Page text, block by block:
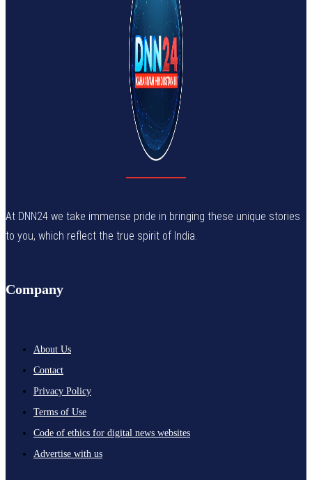
At DNN24 we take immense pride in bringing these unique stories
to you, which reflect the true spirit of India.
Company
About Us
Contact
Privacy Policy
Terms of Use
Code of ethics for digital news websites
Advertise with us